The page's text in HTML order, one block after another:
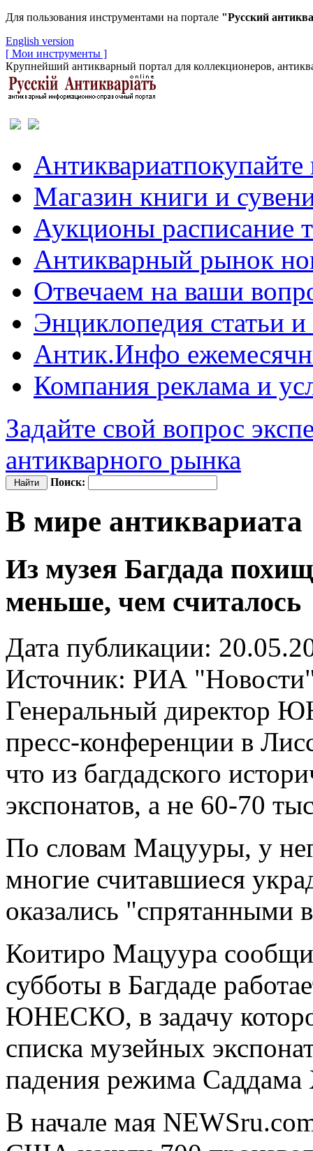
Для пользования инструментами на портале "Русский
English version
[ Мои инструменты ]
Крупнейший антикварный портал для коллекционеров,
Антиквариатпокупайте
Магазин книги и
Аукционы расписание
Антикварный рынок
Отвечаем на ваши
Энциклопедия статьи
Антик.Инфо
Компания реклама и
Задайте свой вопрос
антикварного рынка
Поиск:
В мире антиквариата
Из музея Багдада
меньше, чем считалось
Дата публикации:
Источник: РИА
Генеральный директор
пресс-конференции в
что из багдадского
экспонатов, а не 60-70
По словам Мацууры, у
многие считавшиеся
оказались "спрятанными
Коитиро Мацуура
субботы в Багдаде
ЮНЕСКО, в задачу
списка музейных
падения режима Саддама
В начале мая